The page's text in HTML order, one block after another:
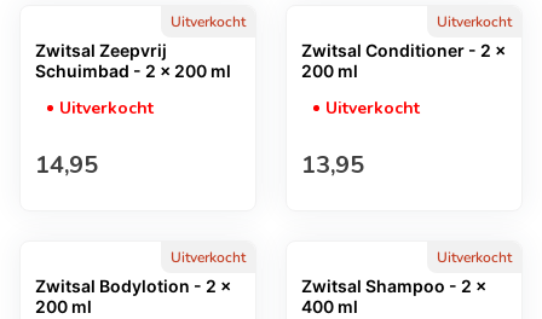
Uitverkocht
Zwitsal Zeepvrij
Schuimbad - 2 x 200 ml
Uitverkocht
Normale prijs
14,95
Uitverkocht
Zwitsal Conditioner - 2 x
200 ml
Uitverkocht
Normale prijs
13,95
Uitverkocht
Zwitsal Bodylotion - 2 x
200 ml
Uitverkocht
Zwitsal Shampoo - 2 x
400 ml